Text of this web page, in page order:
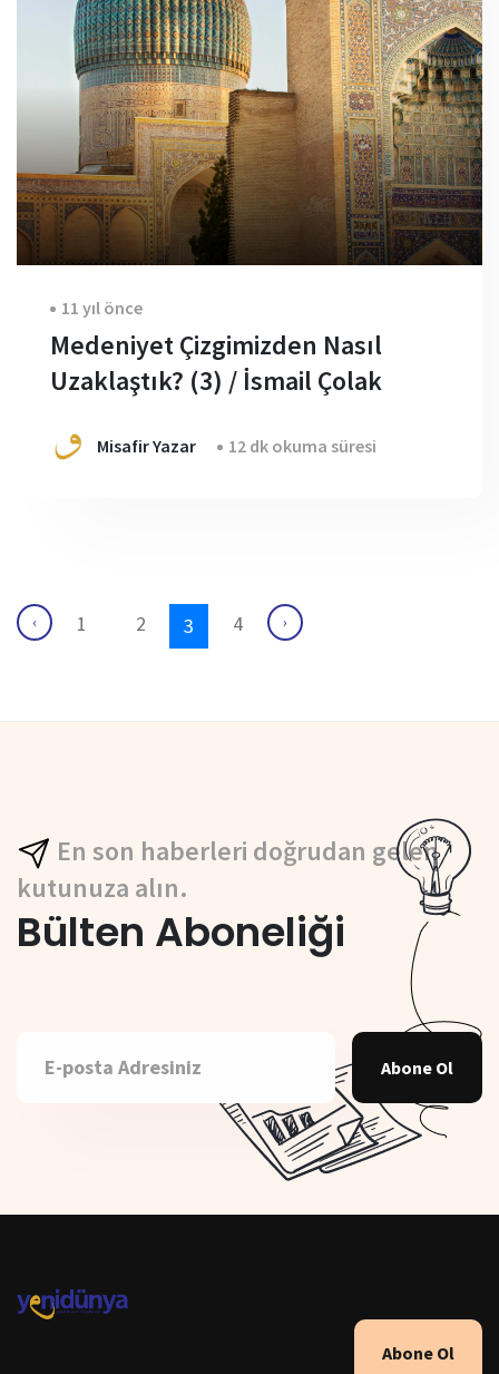
11 yıl önce
Medeniyet Çizgimizden Nasıl
Uzaklaştık? (3) / İsmail Çolak
Misafir Yazar 12 dk okuma süresi
‹ 1 2 3 4 ›
En son haberleri doğrudan gelen
kutunuza alın.
Bülten Aboneliği
Abone Ol
Abone Ol